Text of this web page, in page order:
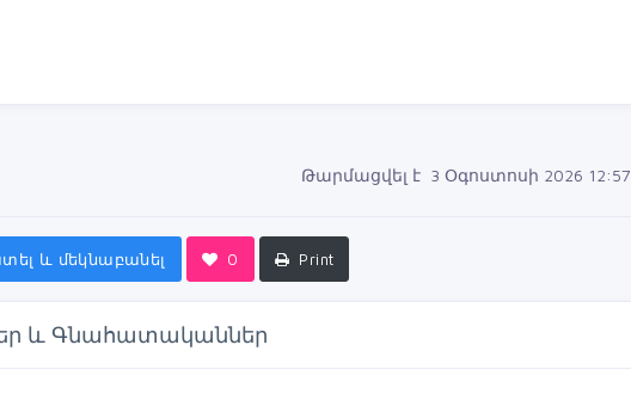
Թարմացվել է 3 Օգոստոսի 2026 12:57
և մեկնաբանել 0 Print
և Գնահատականներ